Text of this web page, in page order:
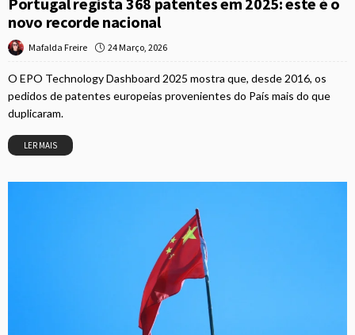
novo recorde nacional
Mafalda Freire 24 Março, 2026
O EPO Technology Dashboard 2025 mostra que, desde 2016, os
pedidos de patentes europeias provenientes do País mais do que
duplicaram.
LER MAIS